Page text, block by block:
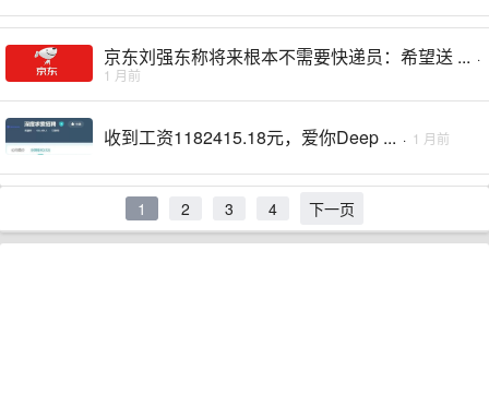
京东刘强东称将来根本不需要快递员：希望送 ... ·
1 月前
收到工资1182415.18元，爱你Deep ... · 1 月前
1 2 3 4 下一页